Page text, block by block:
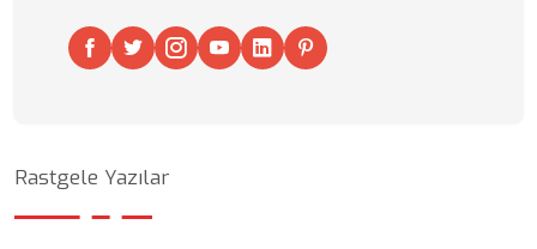
Rastgele Yazılar